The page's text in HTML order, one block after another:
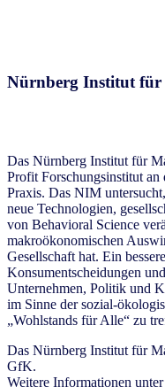
Nürnberg Institut für
Das Nürnberg Institut für
Profit Forschungsinstitut an
Praxis. Das NIM
neue Technologien,
von Behavioral Science
makroökonomischen
Gesellschaft hat. Ein
Konsumentscheidungen
Unternehmen, Politik und
im Sinne der sozial-
„Wohlstands für Alle“ zu
Das Nürnberg Institut für
GfK.
Weitere Informationen unter